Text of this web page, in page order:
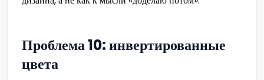
Проблема 10: инвертированные
цвета